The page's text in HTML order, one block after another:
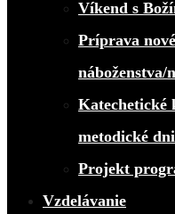
Víkend s
Príprava
náboženstva/
Katechetické
metodické dni
Projekt
Vzdelávanie